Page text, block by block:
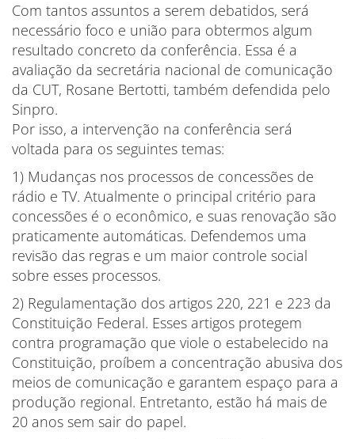
Com tantos assuntos a serem debatidos, será
necessário foco e união para obtermos algum
resultado concreto da conferência. Essa é a
avaliação da secretária nacional de comunicação
da CUT, Rosane Bertotti, também defendida pelo
Sinpro.
Por isso, a intervenção na conferência será
voltada para os seguintes temas:
1) Mudanças nos processos de concessões de
rádio e TV. Atualmente o principal critério para
concessões é o econômico, e suas renovação são
praticamente automáticas. Defendemos uma
revisão das regras e um maior controle social
sobre esses processos.
2) Regulamentação dos artigos 220, 221 e 223 da
Constituição Federal. Esses artigos protegem
contra programação que viole o estabelecido na
Constituição, proíbem a concentração abusiva dos
meios de comunicação e garantem espaço para a
produção regional. Entretanto, estão há mais de
20 anos sem sair do papel.